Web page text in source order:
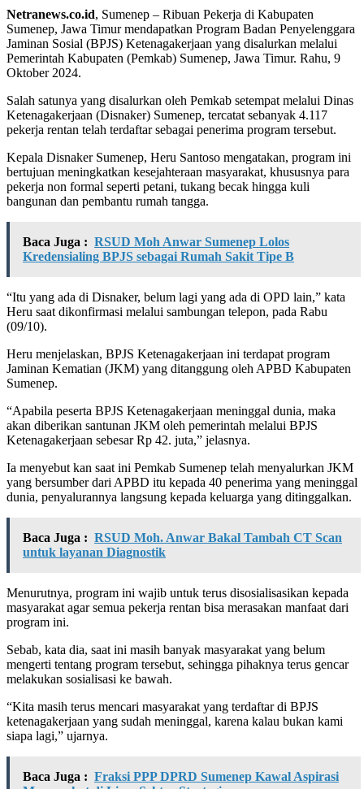
Netranews.co.id, Sumenep – Ribuan Pekerja di Kabupaten
Sumenep, Jawa Timur mendapatkan Program Badan Penyelenggara
Jaminan Sosial (BPJS) Ketenagakerjaan yang disalurkan melalui
Pemerintah Kabupaten (Pemkab) Sumenep, Jawa Timur. Rahu, 9
Oktober 2024.
Salah satunya yang disalurkan oleh Pemkab setempat melalui Dinas
Ketenagakerjaan (Disnaker) Sumenep, tercatat sebanyak 4.117
pekerja rentan telah terdaftar sebagai penerima program tersebut.
Kepala Disnaker Sumenep, Heru Santoso mengatakan, program ini
bertujuan meningkatkan kesejahteraan masyarakat, khususnya para
pekerja non formal seperti petani, tukang becak hingga kuli
bangunan dan pembantu rumah tangga.
Baca Juga : RSUD Moh Anwar Sumenep Lolos
Kredensialing BPJS sebagai Rumah Sakit Tipe B
“Itu yang ada di Disnaker, belum lagi yang ada di OPD lain,” kata
Heru saat dikonfirmasi melalui sambungan telepon, pada Rabu
(09/10).
Heru menjelaskan, BPJS Ketenagakerjaan ini terdapat program
Jaminan Kematian (JKM) yang ditanggung oleh APBD Kabupaten
Sumenep.
“Apabila peserta BPJS Ketenagakerjaan meninggal dunia, maka
akan diberikan santunan JKM oleh pemerintah melalui BPJS
Ketenagakerjaan sebesar Rp 42. juta,” jelasnya.
Ia menyebut kan saat ini Pemkab Sumenep telah menyalurkan JKM
yang bersumber dari APBD itu kepada 40 penerima yang meninggal
dunia, penyalurannya langsung kepada keluarga yang ditinggalkan.
Baca Juga : RSUD Moh. Anwar Bakal Tambah CT Scan
untuk layanan Diagnostik
Menurutnya, program ini wajib untuk terus disosialisasikan kepada
masyarakat agar semua pekerja rentan bisa merasakan manfaat dari
program ini.
Sebab, kata dia, saat ini masih banyak masyarakat yang belum
mengerti tentang program tersebut, sehingga pihaknya terus gencar
melakukan sosialisasi ke bawah.
“Kita masih terus mencari masyarakat yang terdaftar di BPJS
ketenagakerjaan yang sudah meninggal, karena kalau bukan kami
siapa lagi,” ujarnya.
Baca Juga : Fraksi PPP DPRD Sumenep Kawal Aspirasi